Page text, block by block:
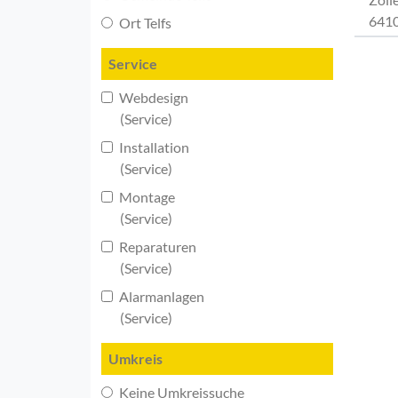
Ort Telfs
Service
Webdesign
(Service)
Installation
(Service)
Montage
(Service)
Reparaturen
(Service)
Alarmanlagen
(Service)
Umkreis
Keine Umkreissuche